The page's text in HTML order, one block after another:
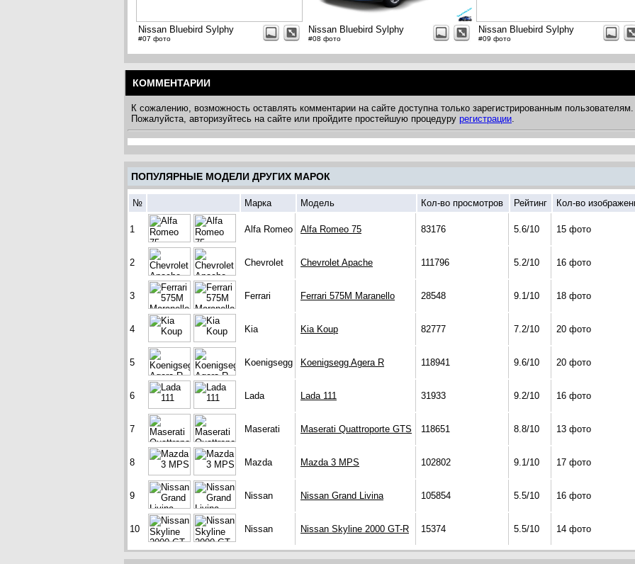
Nissan Bluebird Sylphy
#07 фото
Nissan Bluebird Sylphy
#08 фото
Nissan Bluebird Sylphy
#09 фото
КОММЕНТАРИИ
К сожалению, возможность оставлять комментарии на сайте доступна только зарегистрированным пользователям.
Пожалуйста, авторизуйтесь на сайте или пройдите простейшую процедуру регистрации.
ПОПУЛЯРНЫЕ МОДЕЛИ ДРУГИХ МАРОК
№ Марка Модель Кол-во просмотров Рейтинг Кол-во
1 Alfa Romeo Alfa Romeo 75 83176 5.6/10 15 фото
2 Chevrolet Chevrolet Apache 111796 5.2/10 16 фото
3 Ferrari Ferrari 575M Maranello 28548 9.1/10 18 фото
4 Kia Kia Koup 82777 7.2/10 20 фото
5 Koenigsegg Koenigsegg Agera R 118941 9.6/10 20 фото
6 Lada Lada 111 31933 9.2/10 16 фото
7 Maserati Maserati Quattroporte GTS 118651 8.8/10 13 фото
8 Mazda Mazda 3 MPS 102802 9.1/10 17 фото
9 Nissan Nissan Grand Livina 105854 5.5/10 16 фото
10 Nissan Nissan Skyline 2000 GT-R 15374 5.5/10 14 фото